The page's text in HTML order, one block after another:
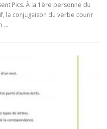
Pics. À la 1ère personne du
la conjugaison du verbe courir
…